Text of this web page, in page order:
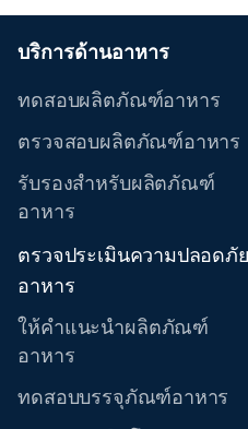
บริการด้านอาหาร
ทดสอบผลิตภัณฑ์อาหาร
ตรวจสอบผลิตภัณฑ์อาหาร
รับรองสำหรับผลิตภัณฑ์
อาหาร
ตรวจประเมินความปลอดภัย
อาหาร
ให้คำแนะนำผลิตภัณฑ์
อาหาร
ทดสอบบรรจุภัณฑ์อาหาร